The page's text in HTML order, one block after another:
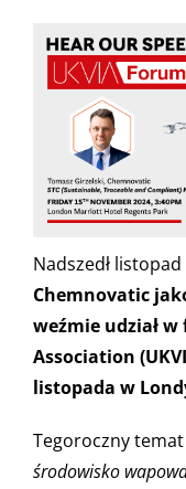
Nadszedł
Chemnovatic
weźmie udział
Association
listopada w
Tegoroczny
środowisko